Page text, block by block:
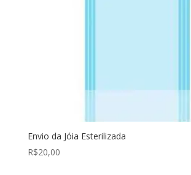
Envio da Jóia Esterilizada
R$20,00